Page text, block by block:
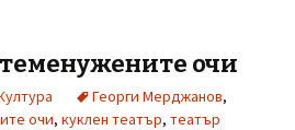
очи
Георги Мерджанов,
очи, куклен театър, театър